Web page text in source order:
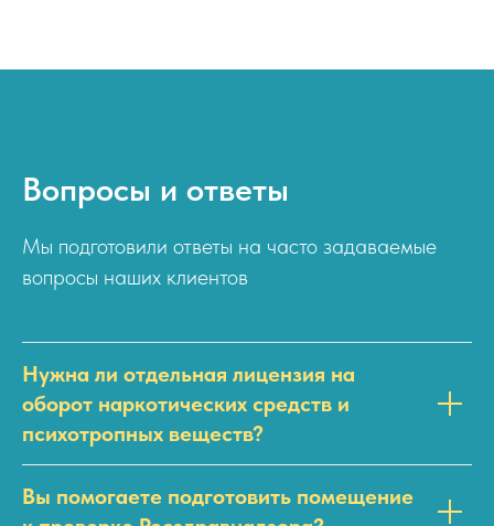
Вопросы и ответы
Мы подготовили ответы на часто задаваемые
вопросы наших клиентов
Нужна ли отдельная лицензия на
оборот наркотических средств и
психотропных веществ?
Вы помогаете подготовить помещение
может быть привлечена к
установлены следующие размеры
для должностных лиц (в том числе
индивидуальных
000 рублей;
50 000 рублей.